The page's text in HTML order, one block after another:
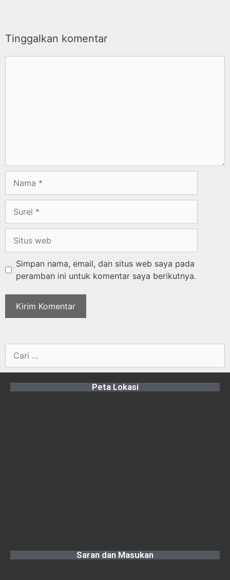
Tinggalkan komentar
Simpan nama, email, dan situs web saya pada
peramban ini untuk komentar saya berikutnya.
Peta Lokasi
Saran dan Masukan